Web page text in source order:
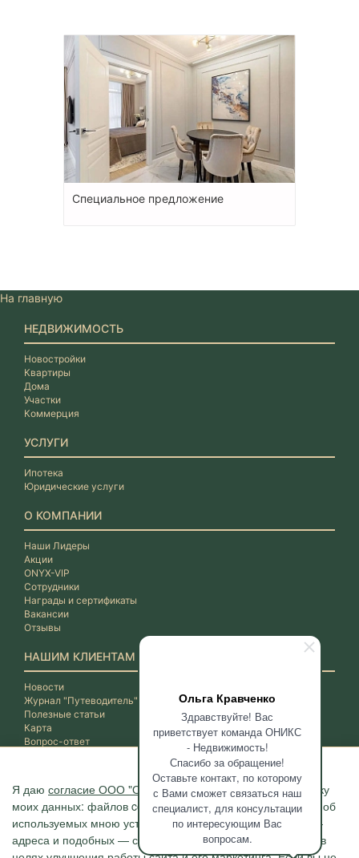
Ольга Кравченко
Здравствуйте! Вас
приветствует команда ОНИКС
- Недвижимость!
Спасибо за обращение!
Оставьте контакт, по которому
с Вами сможет связаться наш
специалист, для консультации
по интересующим Вас
вопросам.
Специальное предложение
Я даю согласие ООО "ОНИКС-Недвижимость"на обработку
моих данных: файлов cookie, сведений о моих действиях, об
используемых мною устройствах, даты и время сессии, IP-
адреса и подобных — с помощью метрических программ в
На главную
НЕДВИЖИМОСТЬ
Новостройки
Квартиры
Дома
Участки
Коммерция
УСЛУГИ
Ипотека
Юридические услуги
О КОМПАНИИ
Наши Лидеры
Акции
ONYX-VIP
Сотрудники
Награды и сертификаты
Вакансии
Отзывы
НАШИМ КЛИЕНТАМ
Новости
Журнал "Путеводитель"
Полезные статьи
Карта
Вопрос-ответ